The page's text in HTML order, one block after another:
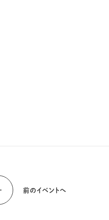
前のイベントへ